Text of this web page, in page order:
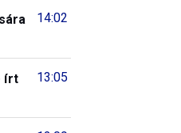
14:02
13:05
írt